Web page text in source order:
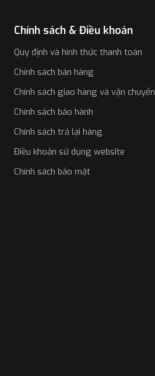
Chính sách & Điều khoản
Quy định và hình thức thanh toán
Chính sách bán hàng
Chính sách giao hàng và vận chuyển
Chính sách bảo hành
Chính sách trả lại hàng
Điều khoản sử dụng website
Chính sách bảo mật